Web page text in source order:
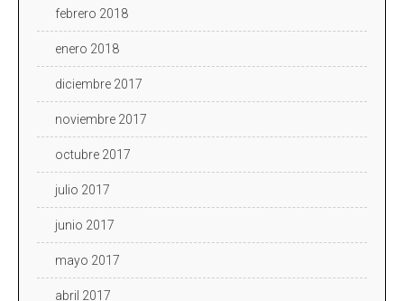
febrero 2018
enero 2018
diciembre 2017
noviembre 2017
octubre 2017
julio 2017
junio 2017
mayo 2017
abril 2017